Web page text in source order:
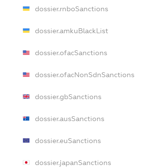
dossier.rnboSanctions
dossier.amkuBlackList
dossier.ofacSanctions
dossier.ofacNonSdnSanctions
dossier.gbSanctions
dossier.ausSanctions
dossier.euSanctions
dossier.japanSanctions